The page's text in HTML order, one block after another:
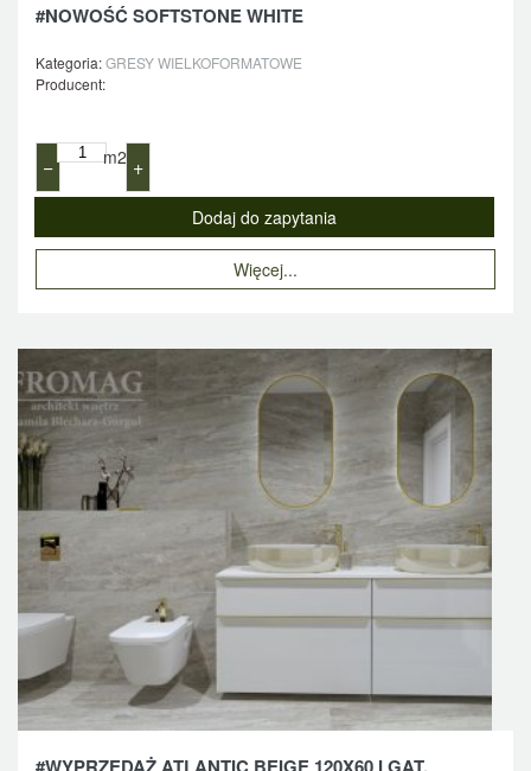
#NOWOŚĆ SOFTSTONE WHITE
Kategoria:GRESY WIELKOFORMATOWE
Producent:
− m2 +
Więcej...